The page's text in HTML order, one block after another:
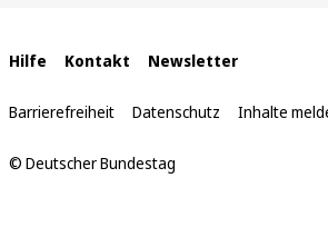
Interne
Links
Hilfe Kontakt Newsletter
Barrierefreiheit Datenschutz Inhalte
© Deutscher Bundestag